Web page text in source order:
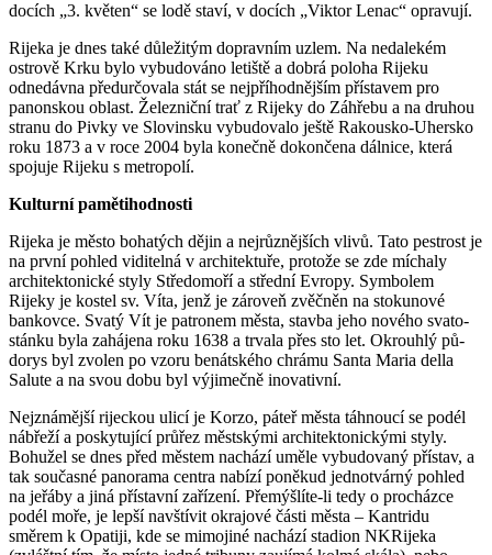
docích „3. kvě­ten“ se lodě staví, v do­cích „Viktor Lenac“ opravují.
Rijeka je dnes také důležitým dopravním uzlem. Na nedalekém
ostrově Krku bylo vybudováno letiště a dobrá poloha Rijeku
odnedávna předurčovala stát se nej­pří­hodnějším přístavem pro
panonskou ob­last. Železniční trať z Rijeky do Záhřebu a na druhou
stranu do Pivky ve Slovinsku vybudovalo ještě Rakousko-Uhersko
roku 1873 a v roce 2004 byla konečně do­kon­čena dálnice, která
spojuje Rijeku s me­tropolí.
Kulturní pamětihodnosti
Rijeka je město bohatých dějin a nej­růz­nějších vlivů. Tato pestrost je
na první po­hled viditelná v architektuře, protože se zde míchaly
architektonické styly Stře­do­moří a střední Evropy. Symbolem
Rijeky je kostel sv. Víta, jenž je zároveň zvěč­něn na sto­kunové
bankovce. Svatý Vít je pat­ronem města, stavba jeho nového sv­ato­
stánku byla zahájena roku 1638 a trvala přes sto let. Okrouhlý pů­
dorys byl zvo­len po vzoru benátského chrámu Santa Ma­ria della
Salute a na svou dobu byl výji­mečně inovativní.
Nejznámější rijeckou ulicí je Korzo, páteř města táhnoucí se podél
nábřeží a pos­ky­tující průřez městskými architektonic­kými styly.
Bohužel se dnes před městem na­chází uměle vybudovaný přístav, a
tak sou­časné panorama centra nabízí po­ně­kud jednotvárný pohled
na jeřáby a jiná přístavní zařízení. Přemýšlíte-li tedy o pro­cházce
podél moře, je lepší navštívit ok­ra­jové části města – Kantridu
směrem k Opatiji, kde se mimojiné nachází stadion NKRijeka